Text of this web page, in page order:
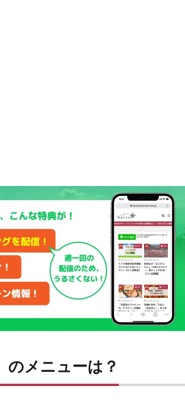
のメニューは？